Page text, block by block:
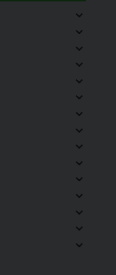
⌄
⌄
⌄
⌄
⌄
⌄
⌄
⌄
⌄
⌄
⌄
⌄
⌄
⌄
⌄